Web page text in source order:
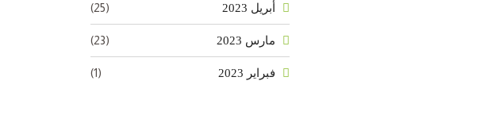
أبريل 2023 (25)
مارس 2023 (23)
فبراير 2023 (1)